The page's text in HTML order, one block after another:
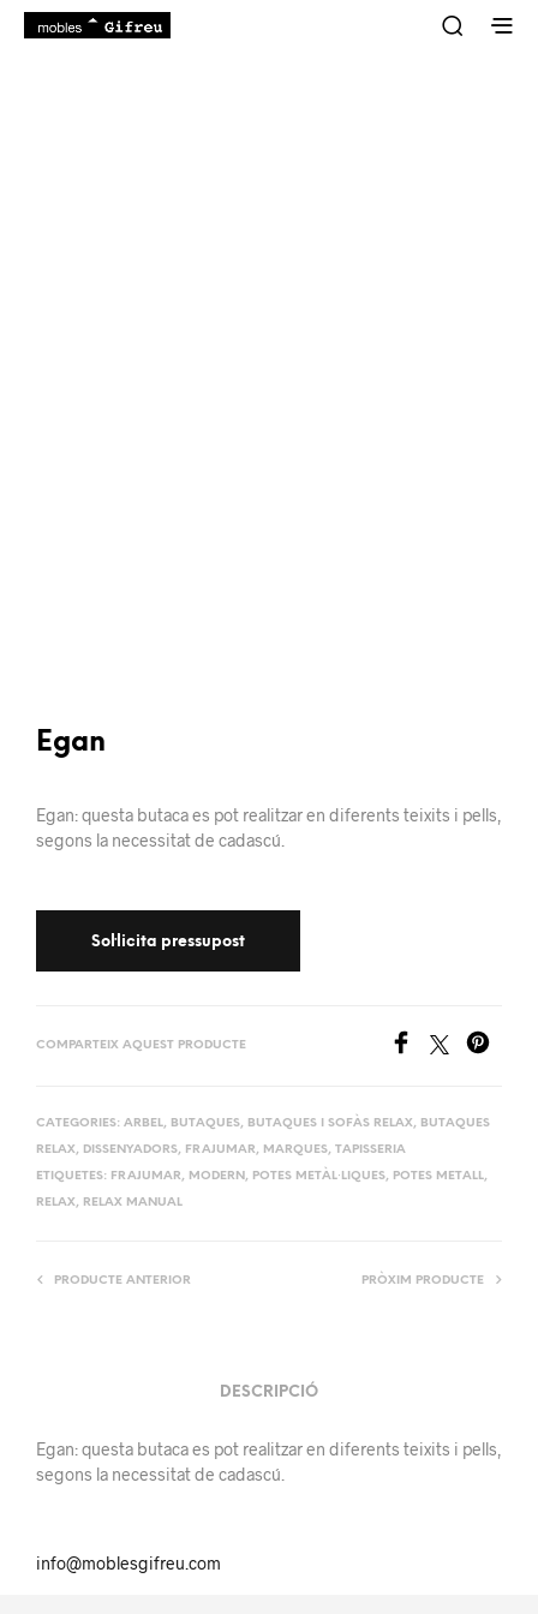
Egan
Egan: questa butaca es pot realitzar en diferents teixits i pells,
segons la necessitat de cadascú.
COMPARTEIX AQUEST PRODUCTE
CATEGORIES: ARBEL, BUTAQUES, BUTAQUES I SOFÀS RELAX, BUTAQUES
RELAX, DISSENYADORS, FRAJUMAR, MARQUES, TAPISSERIA
ETIQUETES: FRAJUMAR, MODERN , POTES METÀL·LIQUES, POTES METALL,
RELAX, RELAX MANUAL
PRODUCTE ANTERIOR PRÒXIM PRODUCTE
DESCRIPCIÓ
Egan: questa butaca es pot realitzar en diferents teixits i pells,
segons la necessitat de cadascú.
info@moblesgifreu.com